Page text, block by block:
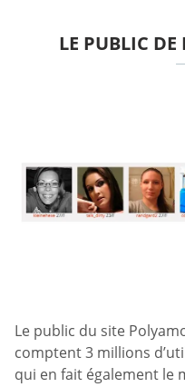
LE PUBLIC
Le public du site
comptent 3 millions
qui en fait également le